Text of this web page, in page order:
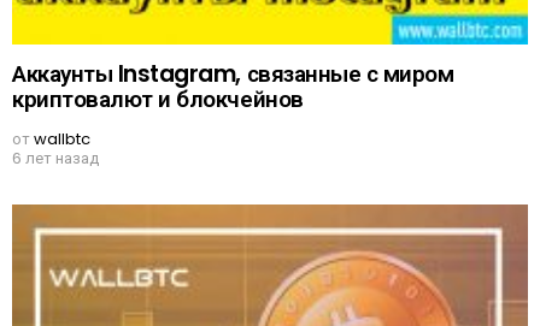
Аккаунты Instagram, связанные с миром
криптовалют и блокчейнов
отwallbtc
6 лет назад